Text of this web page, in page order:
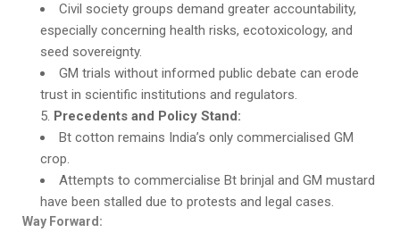
Civil society groups demand greater accountability,
especially concerning health risks, ecotoxicology, and
seed sovereignty.
GM trials without informed public debate can erode
trust in scientific institutions and regulators.
Precedents and Policy Stand:
Bt cotton remains India’s only commercialised GM
crop.
Attempts to commercialise Bt brinjal and GM mustard
have been stalled due to protests and legal cases.
Way Forward: